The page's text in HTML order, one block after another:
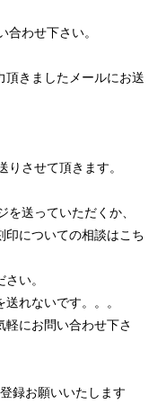
合わせ下さい。
頂きましたメールにお送
させて頂きます。
送っていただくか、
印についての相談はこち
い。
れないです。。。
にお問い合わせ下さ
録お願いいたします